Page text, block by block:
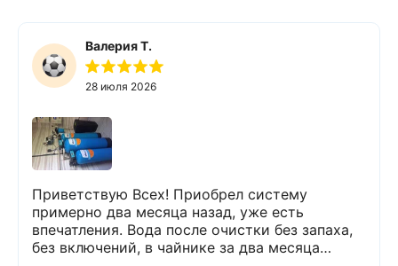
Валерия Т.
28 июля 2026
Приветствую Всех! Приобрел систему
примерно два месяца назад, уже есть
впечатления. Вода после очистки без запаха,
без включений, в чайнике за два месяца